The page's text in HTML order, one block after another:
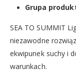
Grupa
SEA TO SUMMIT
niezawodne
ekwipunek suchy i
warunkach.